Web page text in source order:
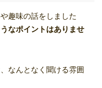
趣味の話をしました
なポイントはありませ
なんとなく聞ける雰囲